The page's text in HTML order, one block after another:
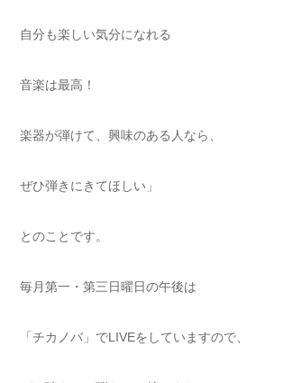
自分も楽しい気分になれる
音楽は最高！
楽器が弾けて、興味のある人なら、
ぜひ弾きにきてほしい」
とのことです。
毎月第一・第三日曜日の午後は
「チカノバ」でLIVEをしていますので、